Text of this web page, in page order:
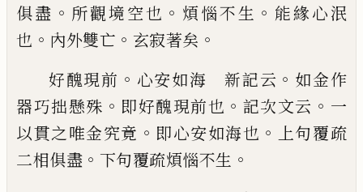
俱盡 。 所觀境空也 。 煩惱不生 。 能緣心泯
也 。 內外雙亡 。 玄寂著矣 。
好醜現前 。 心安如海 新記云 。 如金作
器巧拙懸殊 。 即好醜現前也 。 記次文云 。 一
以貫之唯金究竟 。 即心安如海也 。
上句覆疏
二相俱盡 。 下句覆疏煩惱不生 。